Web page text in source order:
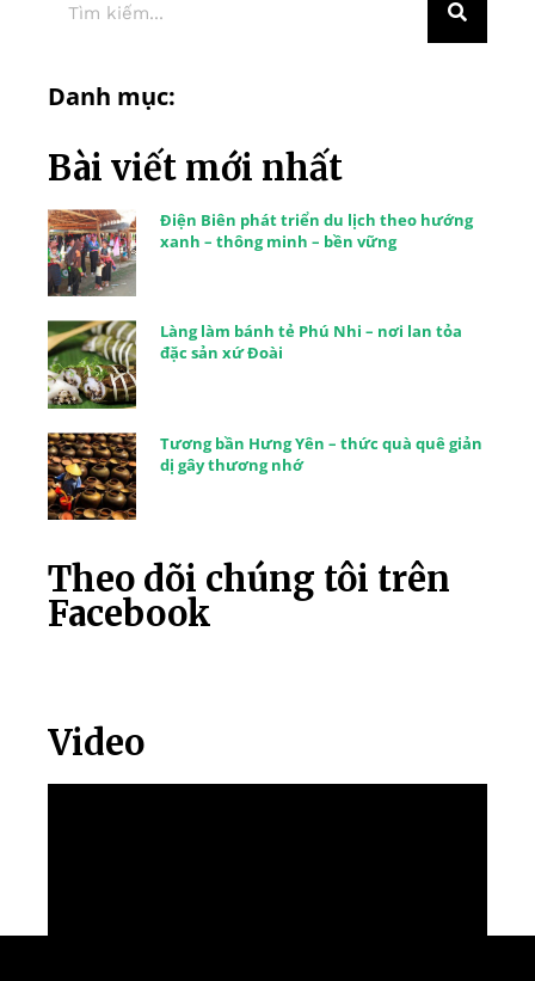
Danh mục:
Bài viết mới nhất
Điện Biên phát triển du lịch theo hướng
xanh – thông minh – bền vững
Làng làm bánh tẻ Phú Nhi – nơi lan tỏa
đặc sản xứ Đoài
Tương bần Hưng Yên – thức quà quê giản
dị gây thương nhớ
Theo dõi chúng tôi trên
Facebook
Video